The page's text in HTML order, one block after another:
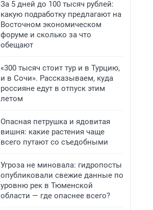
За 5 дней до 100 тысяч рублей:
какую подработку предлагают на
Восточном экономическом
форуме и сколько за что
обещают
«300 тысяч стоит тур и в Турцию,
и в Сочи». Рассказываем, куда
россияне едут в отпуск этим
летом
Опасная петрушка и ядовитая
вишня: какие растения чаще
всего путают со съедобными
Угроза не миновала: гидропосты
опубликовали свежие данные по
уровню рек в Тюменской
области — где опаснее всего?